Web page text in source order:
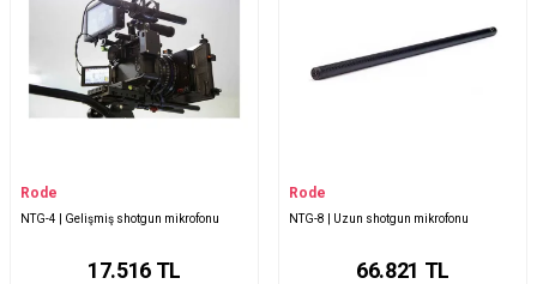
Rode
NTG-4 | Gelişmiş shotgun mikrofonu
17.516TL
Rode
NTG-8 | Uzun shotgun mikrofonu
66.821 TL